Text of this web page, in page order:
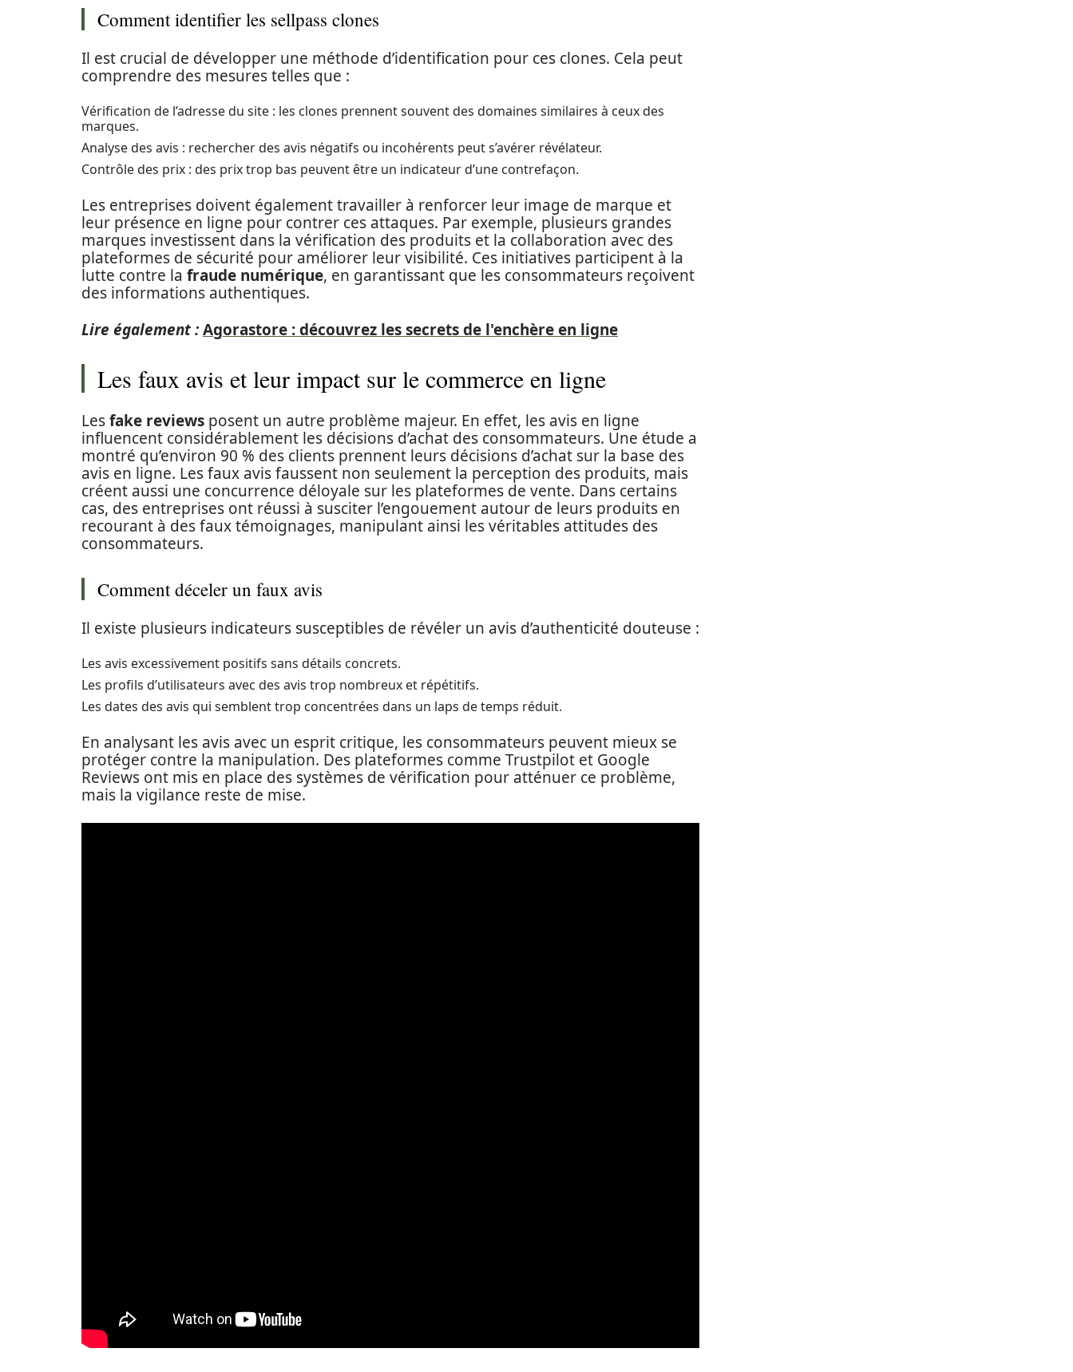
Comment identifier les sellpass clones
Il est crucial de développer une méthode d’identification pour ces clones. Cela peut
comprendre des mesures telles que :
Vérification de l’adresse du site : les clones prennent souvent des domaines similaires à ceux des
marques.
Analyse des avis : rechercher des avis négatifs ou incohérents peut s’avérer révélateur.
Contrôle des prix : des prix trop bas peuvent être un indicateur d’une contrefaçon.
Les entreprises doivent également travailler à renforcer leur image de marque et
leur présence en ligne pour contrer ces attaques. Par exemple, plusieurs grandes
marques investissent dans la vérification des produits et la collaboration avec des
plateformes de sécurité pour améliorer leur visibilité. Ces initiatives participent à la
lutte contre la fraude numérique, en garantissant que les consommateurs reçoivent
des informations authentiques.
Lire également :Agorastore : découvrez les secrets de l'enchère en ligne
Les faux avis et leur impact sur le commerce en ligne
Lesfake reviews posent un autre problème majeur. En effet, les avis en ligne
influencent considérablement les décisions d’achat des consommateurs. Une étude a
montré qu’environ 90 % des clients prennent leurs décisions d’achat sur la base des
avis en ligne. Les faux avis faussent non seulement la perception des produits, mais
créent aussi une concurrence déloyale sur les plateformes de vente. Dans certains
cas, des entreprises ont réussi à susciter l’engouement autour de leurs produits en
recourant à des faux témoignages, manipulant ainsi les véritables attitudes des
consommateurs.
Comment déceler un faux avis
Il existe plusieurs indicateurs susceptibles de révéler un avis d’authenticité douteuse :
Les avis excessivement positifs sans détails concrets.
Les profils d’utilisateurs avec des avis trop nombreux et répétitifs.
Les dates des avis qui semblent trop concentrées dans un laps de temps réduit.
En analysant les avis avec un esprit critique, les consommateurs peuvent mieux se
protéger contre la manipulation. Des plateformes comme Trustpilot et Google
Reviews ont mis en place des systèmes de vérification pour atténuer ce problème,
mais la vigilance reste de mise.